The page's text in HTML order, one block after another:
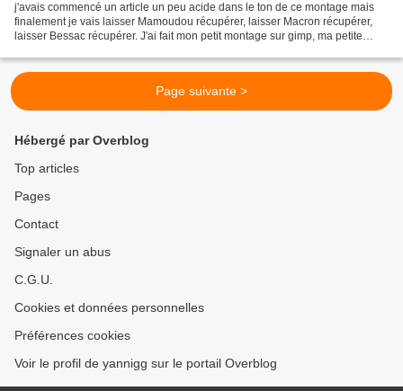
j'avais commencé un article un peu acide dans le ton de ce montage mais
finalement je vais laisser Mamoudou récupérer, laisser Macron récupérer,
laisser Bessac récupérer. J'ai fait mon petit montage sur gimp, ma petite
Page suivante >
Hébergé par Overblog
Top articles
Pages
Contact
Signaler un abus
C.G.U.
Cookies et données personnelles
Préférences cookies
Voir le profil de yannigg sur le portail Overblog